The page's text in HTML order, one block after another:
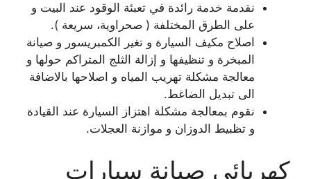
نقدمة خدمة رائدة في تعبئة الوقود عند البيت و
على الطرق المختلفة ( صحراوية، سريعة ).
اصلاح مكيف السيارة و تغير الكمبريسور و صيانة
المبخرة و تنظيفها و إزالة الثلج المتراكم حولها و
معالجة مشكلة تهريب المياه و اصلاحها بالاضافة
الى تبديل الضاغط.
نقوم بمعالجة مشكلة اهتزاز السيارة عند القيادة
و تظبيط الدوزان و موازنة العجلات.
كهربائي صيانة سيارات